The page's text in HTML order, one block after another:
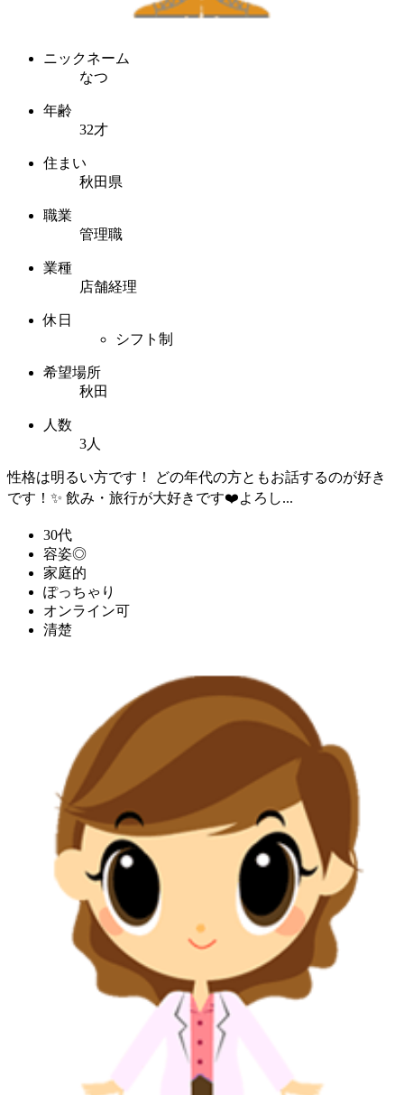
ニックネーム
なつ
年齢
32才
住まい
秋田県
職業
管理職
業種
店舗経理
休日
シフト制
希望場所
秋田
人数
3人
性格は明るい方です！ どの年代の方ともお話するのが好き
です！✨ 飲み・旅行が大好きです❤️よろし...
30代
容姿◎
家庭的
ぽっちゃり
オンライン可
清楚